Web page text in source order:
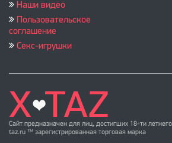
Наши видео
Пользовательское
соглашение
Секс-игрушки
Сайт предназначен для лиц, достигших 18-ти
taz.ru ™ зарегистрированная торговая марка